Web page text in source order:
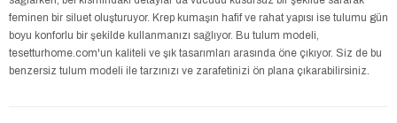
feminen bir siluet oluşturuyor. Krep kumaşın hafif ve rahat yapısı ise tulumu gün
boyu konforlu bir şekilde kullanmanızı sağlıyor. Bu tulum modeli,
tesetturhome.com'un kaliteli ve şık tasarımları arasında öne çıkıyor. Siz de bu
benzersiz tulum modeli ile tarzınızı ve zarafetinizi ön plana çıkarabilirsiniz.